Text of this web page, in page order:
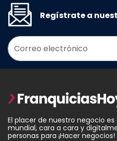
Regístrate a
El placer de nuestro negocio
mundial, cara a cara y
personas para ¡Hacer negocios!